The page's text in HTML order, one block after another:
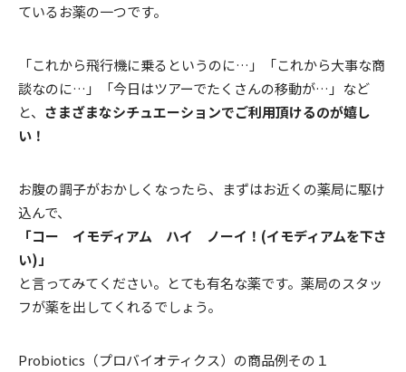
ているお薬の一つです。
「これから飛行機に乗るというのに…」「これから大事な商
談なのに…」「今日はツアーでたくさんの移動が…」など
と、 さまざまなシチュエーションでご利用頂けるのが嬉し
い！
お腹の調子がおかしくなったら、まずはお近くの薬局に駆け
込んで、
「コー イモディアム ハイ ノーイ！(イモディアムを下さ
い)」
と言ってみてください。とても有名な薬です。薬局のスタッ
フが薬を出してくれるでしょう。
Probiotics（プロバイオティクス）の商品例その１